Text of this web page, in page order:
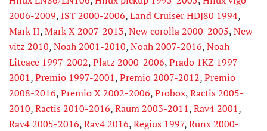
2006-2009,IST 2000-2006,Land Cruiser HDJ80 1994,
Mark II,Mark X 2007-2013,New corolla 2000-2005,New
vitz 2010,Noah 2001-2010,Noah 2007-2016,Noah
Liteace 1997-2002,Platz 2000-2006,Prado 1KZ 1997-
2001,Premio 1997-2001,Premio 2007-2012,Premio
2008-2016,Premio X 2002-2006,Probox,Ractis 2005-
2010,Ractis 2010-2016,Raum 2003-2011,Rav4 2001,
Rav4 2005-2016,Rav4 2016,Regius 1997,Runx 2000-